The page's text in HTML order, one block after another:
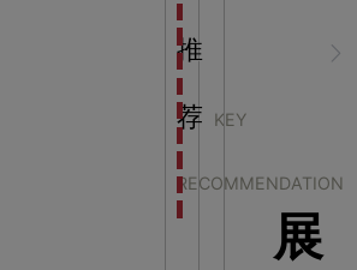
CENTER
推
荐 KEY
RECOMMENDATION
非遗文化展厅设计要点
航空航天科技馆设计思
目前科技馆的展示内容
全息体验馆设计：打造
展